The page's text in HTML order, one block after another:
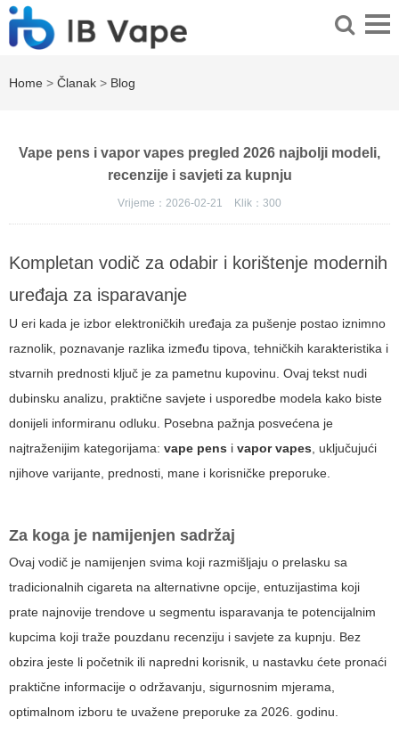
Home > Članak > Blog
Vape pens i vapor vapes pregled 2026 najbolji modeli,
recenzije i savjeti za kupnju
Vrijeme：2026-02-21 Klik： 300
Kompletan vodič za odabir i korištenje modernih
uređaja za isparavanje
U eri kada je izbor elektroničkih uređaja za pušenje postao iznimno
raznolik, poznavanje razlika između tipova, tehničkih karakteristika i
stvarnih prednosti ključ je za pametnu kupovinu. Ovaj tekst nudi
dubinsku analizu, praktične savjete i usporedbe modela kako biste
donijeli informiranu odluku. Posebna pažnja posvećena je
najtraženijim kategorijama: vape pens i vapor vapes, uključujući
njihove varijante, prednosti, mane i korisničke preporuke.
Za koga je namijenjen sadržaj
Ovaj vodič je namijenjen svima koji razmišljaju o prelasku sa
tradicionalnih cigareta na alternativne opcije, entuzijastima koji
prate najnovije trendove u segmentu isparavanja te potencijalnim
kupcima koji traže pouzdanu recenziju i savjete za kupnju. Bez
obzira jeste li početnik ili napredni korisnik, u nastavku ćete pronaći
praktične informacije o održavanju, sigurnosnim mjerama,
optimalnom izboru te uvažene preporuke za 2026. godinu.